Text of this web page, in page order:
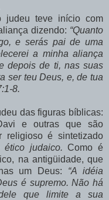
judeu teve início com
dizendo: “Quanto
e serás pai de uma
a minha aliança
depois de ti, nas suas
ser teu Deus, e, de tua
8.
das figuras bíblicas:
e outras que são
religioso é sintetizado
ético judaico. Como é
na antigüidade, que
um Deus: “A idéia
é supremo. Não há
que limite a sua